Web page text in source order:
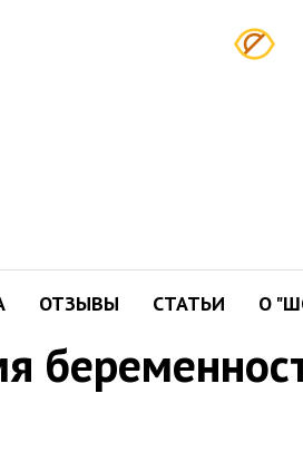
ОТЗЫВЫ СТАТЬИ О
обратить